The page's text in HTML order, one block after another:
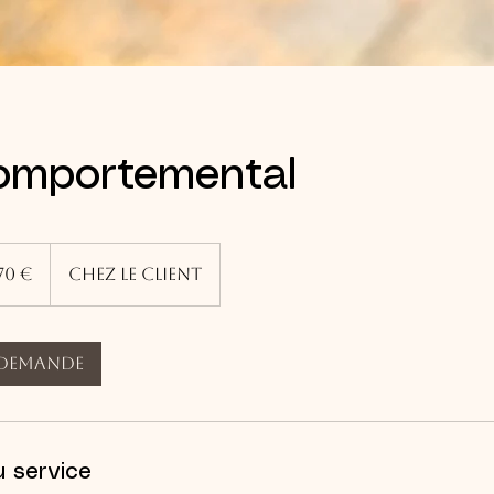
€ Chez le client
service